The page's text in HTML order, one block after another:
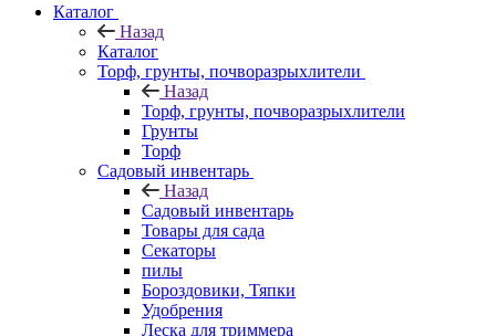
Каталог
Назад
Каталог
Торф, грунты, почворазрыхлители
Назад
Торф, грунты, почворазрыхлители
Грунты
Торф
Садовый инвентарь
Назад
Садовый инвентарь
Товары для сада
Секаторы
пилы
Бороздовики, Тяпки
Удобрения
Леска для триммера